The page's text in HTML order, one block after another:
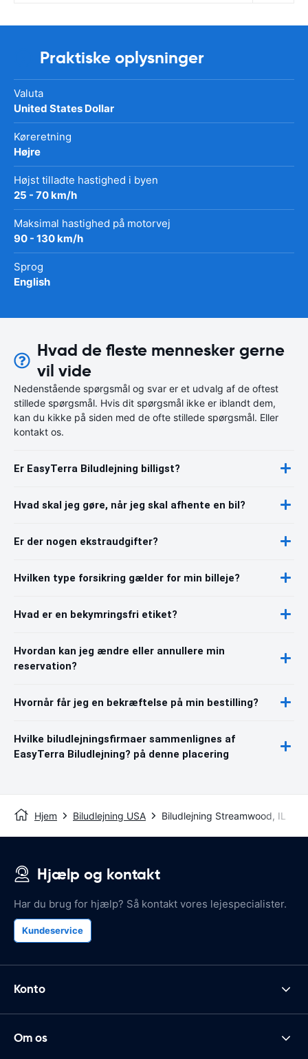
Praktiske oplysninger
Valuta
United States Dollar
Køreretning
Højre
Højst tilladte hastighed i byen
25 - 70 km/h
Maksimal hastighed på motorvej
90 - 130 km/h
Sprog
English
Hvad de fleste mennesker gerne
vil vide
Nedenstående spørgsmål og svar er et udvalg af de oftest
stillede spørgsmål. Hvis dit spørgsmål ikke er iblandt dem,
kan du kikke på siden med de ofte stillede spørgsmål. Eller
kontakt os.
Er EasyTerra Biludlejning billigst?
Hvad skal jeg gøre, når jeg skal afhente en bil?
Er der nogen ekstraudgifter?
Hvilken type forsikring gælder for min billeje?
Hvad er en bekymringsfri etiket?
Hvordan kan jeg ændre eller annullere min
reservation?
Hvornår får jeg en bekræftelse på min bestilling?
Hvilke biludlejningsfirmaer sammenlignes af
EasyTerra Biludlejning? på denne placering
Hjem Biludlejning USA Biludlejning Streamwood, IL
Hjælp og kontakt
Har du brug for hjælp? Så kontakt vores lejespecialister.
Kundeservice
Konto
Om os